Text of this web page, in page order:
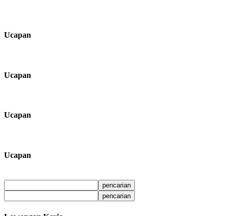
Ucapan
Ucapan
Ucapan
Ucapan